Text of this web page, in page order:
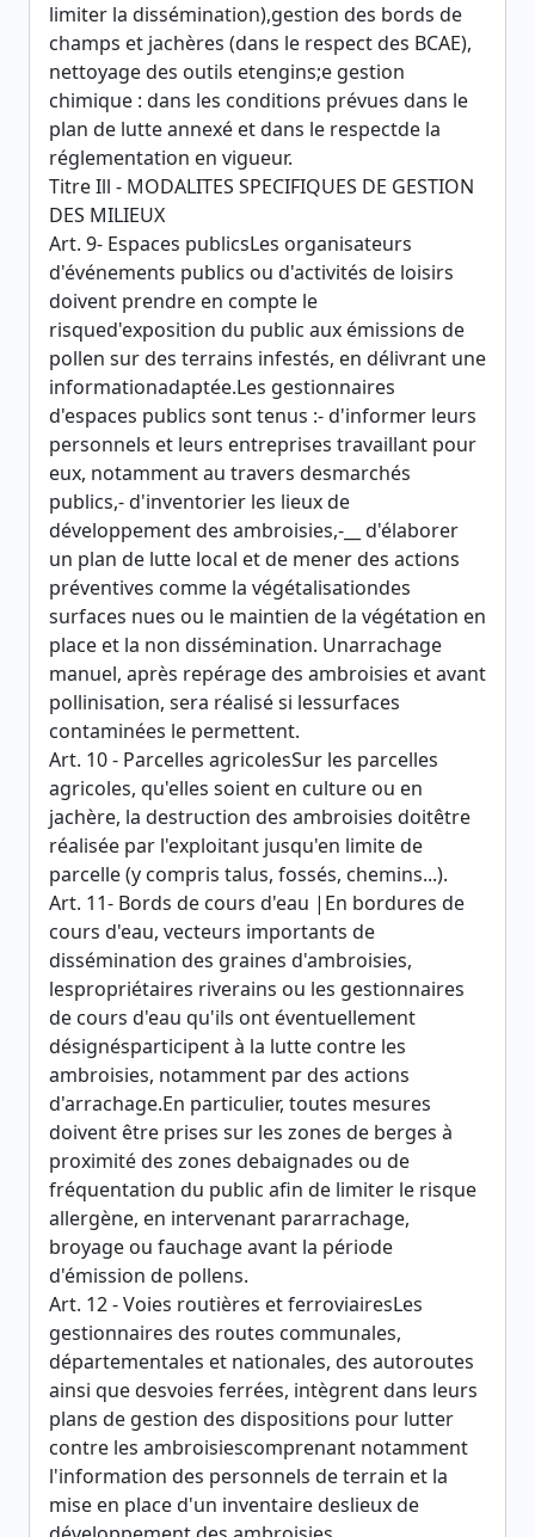
limiter la dissémination),gestion des bords de
champs et jachères (dans le respect des BCAE),
nettoyage des outils etengins;e gestion
chimique : dans les conditions prévues dans le
plan de lutte annexé et dans le respectde la
réglementation en vigueur.
Titre Ill - MODALITES SPECIFIQUES DE GESTION
DES MILIEUX
Art. 9- Espaces publicsLes organisateurs
d'événements publics ou d'activités de loisirs
doivent prendre en compte le
risqued'exposition du public aux émissions de
pollen sur des terrains infestés, en délivrant une
informationadaptée.Les gestionnaires
d'espaces publics sont tenus :- d'informer leurs
personnels et leurs entreprises travaillant pour
eux, notamment au travers desmarchés
publics,- d'inventorier les lieux de
développement des ambroisies,-__ d'élaborer
un plan de lutte local et de mener des actions
préventives comme la végétalisationdes
surfaces nues ou le maintien de la végétation en
place et la non dissémination. Unarrachage
manuel, après repérage des ambroisies et avant
pollinisation, sera réalisé si lessurfaces
contaminées le permettent.
Art. 10 - Parcelles agricolesSur les parcelles
agricoles, qu'elles soient en culture ou en
jachère, la destruction des ambroisies doitêtre
réalisée par l'exploitant jusqu'en limite de
parcelle (y compris talus, fossés, chemins...).
Art. 11- Bords de cours d'eau |En bordures de
cours d'eau, vecteurs importants de
dissémination des graines d'ambroisies,
lespropriétaires riverains ou les gestionnaires
de cours d'eau qu'ils ont éventuellement
désignésparticipent à la lutte contre les
ambroisies, notamment par des actions
d'arrachage.En particulier, toutes mesures
doivent être prises sur les zones de berges à
proximité des zones debaignades ou de
fréquentation du public afin de limiter le risque
allergène, en intervenant pararrachage,
broyage ou fauchage avant la période
d'émission de pollens.
Art. 12 - Voies routières et ferroviairesLes
gestionnaires des routes communales,
départementales et nationales, des autoroutes
ainsi que desvoies ferrées, intègrent dans leurs
plans de gestion des dispositions pour lutter
contre les ambroisiescomprenant notamment
l'information des personnels de terrain et la
mise en place d'un inventaire deslieux de